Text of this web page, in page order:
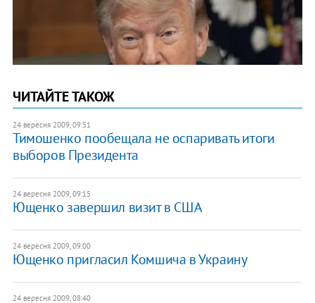
ЧИТАЙТЕ ТАКОЖ
24 вересня 2009, 09:51
Тимошенко пообещала не оспаривать итоги
выборов Президента
24 вересня 2009, 09:15
Ющенко завершил визит в США
24 вересня 2009, 09:00
Ющенко пригласил Комшича в Украину
24 вересня 2009, 08:40